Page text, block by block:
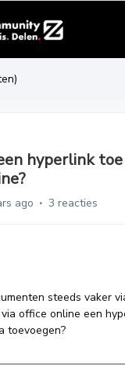
hyperlink
ago 3 reacties
steeds vaker
office online een
toevoegen?